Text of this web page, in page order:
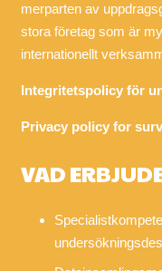
merparten av
stora företag som är
internationellt
Integritetspolicy för
Privacy policy for
VAD